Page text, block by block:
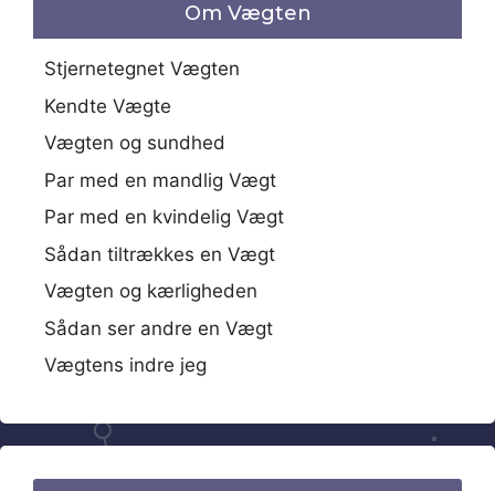
Om Vægten
Stjernetegnet Vægten
Kendte Vægte
Vægten og sundhed
Par med en mandlig Vægt
Par med en kvindelig Vægt
Sådan tiltrækkes en Vægt
Vægten og kærligheden
Sådan ser andre en Vægt
Vægtens indre jeg